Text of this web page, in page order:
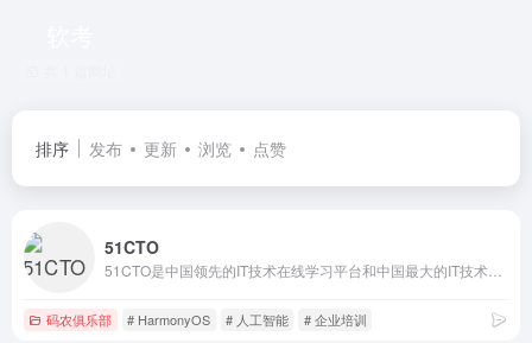
排序 发布 更新 浏览 点赞
51CTO
码农俱乐部 # HarmonyOS # 人工智能 # 企业培训